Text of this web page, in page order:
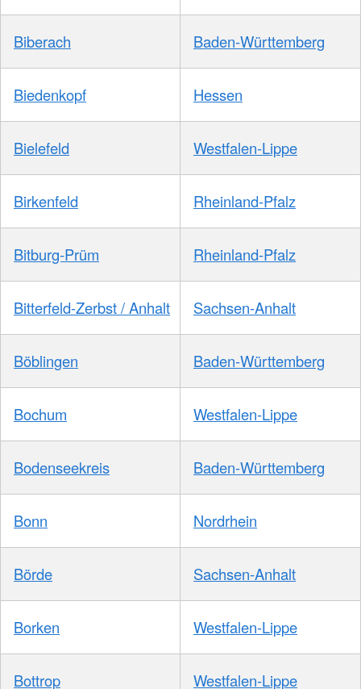
Biberach Baden-Württemberg
Biedenkopf Hessen
Bielefeld Westfalen-Lippe
Birkenfeld Rheinland-Pfalz
Bitburg-Prüm Rheinland-Pfalz
Bitterfeld-Zerbst / Anhalt Sachsen-Anhalt
Böblingen Baden-Württemberg
Bochum Westfalen-Lippe
Bodenseekreis Baden-Württemberg
Bonn Nordrhein
Börde Sachsen-Anhalt
Borken Westfalen-Lippe
Bottrop Westfalen-Lippe